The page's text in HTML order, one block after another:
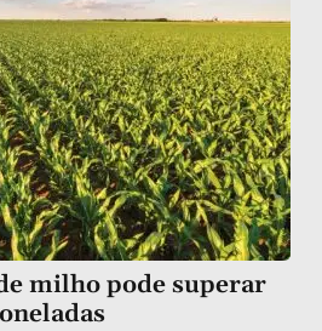
milho pode superar